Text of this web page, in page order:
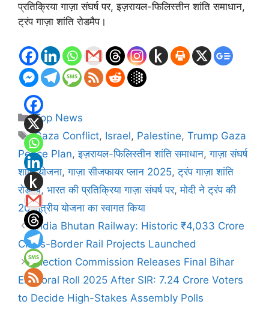
प्रतिक्रिया गाज़ा संघर्ष पर, इज़रायल-फिलिस्तीन शांति समाधान,
ट्रंप गाज़ा शांति रोडमैप।
Categories
Top News
Tags
Gaza Conflict, Israel, Palestine,Trump Gaza
Peace Plan,इज़रायल-फिलिस्तीन शांति समाधान,गाज़ा संघर्ष
शांति योजना,गाज़ा सीजफायर प्लान 2025,ट्रंप गाज़ा शांति
रोडमैप, भारत की प्रतिक्रिया गाज़ा संघर्ष पर,मोदी ने ट्रंप की
20 सूत्रीय योजना का स्वागत किया
India Bhutan Railway: Historic ₹4,033 Crore
Cross-Border Rail Projects Launched
Election Commission Releases Final Bihar
Electoral Roll 2025 After SIR: 7.24 Crore Voters
to Decide High-Stakes Assembly Polls